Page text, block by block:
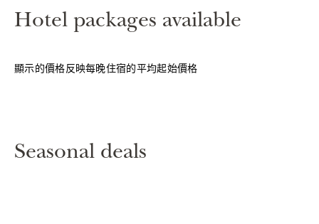
Hotel packages available
顯示的價格反映每晚住宿的平均起始價格
Seasonal deals